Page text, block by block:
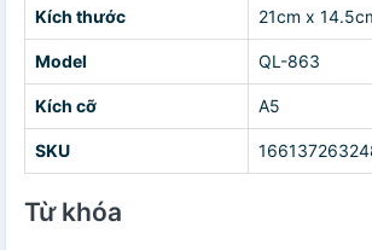
Kích thước 21cm x
Model QL-863
Kích cỡ A5
SKU
Từ khóa